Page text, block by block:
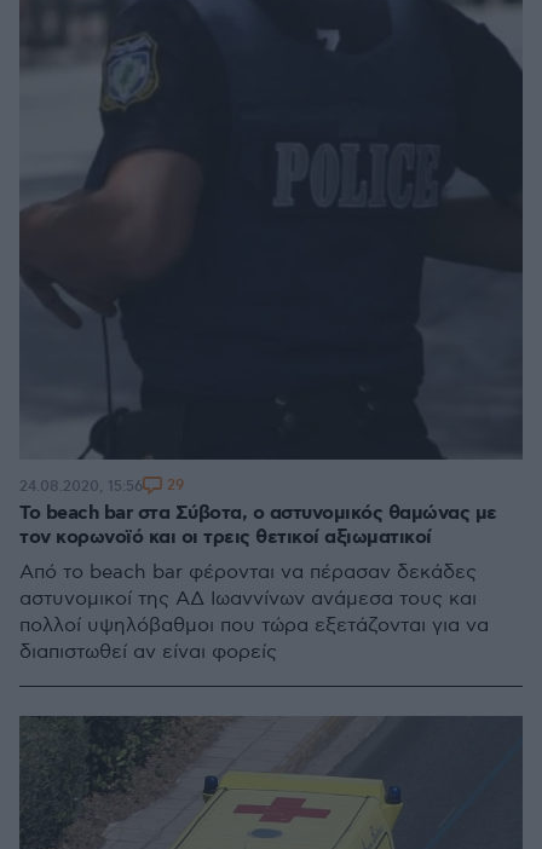
Το beach bar στα Σύβοτα, ο αστυνομικός θαμώνας με
τον κορωνοϊό και οι τρεις θετικοί αξιωματικοί
Από το beach bar φέρονται να πέρασαν δεκάδες
αστυνομικοί της ΑΔ Ιωαννίνων ανάμεσα τους και
πολλοί υψηλόβαθμοι που τώρα εξετάζονται για να
διαπιστωθεί αν είναι φορείς
24.08.2020, 15:56 29